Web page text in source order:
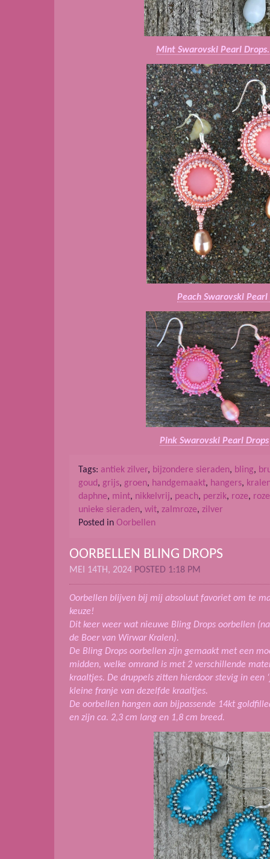
Mint Swarovski Pearl
Peach Swarovski Pearl
Pink Swarovski Pearl Drops
Tags: antiek zilver, bijzondere sieraden, bling,
goud, grijs, groen, handgemaakt, hangers,
daphne, mint, nikkelvrij, peach, perzik, roze,
unieke sieraden, wit, zalmroze, zilver
Posted in Oorbellen
OORBELLEN BLING DROPS
MEI 14TH, 2024 POSTED 1:18 PM
Oorbellen blijven bij mij absoluut favoriet om te
keuze!
Dit keer weer wat nieuwe Bling Drops oorbellen
de Boer van Wirwar Kralen).
De Bling Drops oorbellen zijn gemaakt met een
midden, welke omrand is met 2 verschillende
kraaltjes. De druppels zitten hierdoor stevig in een
kleine franje van dezelfde kraaltjes.
De oorbellen hangen aan bijpassende 14kt
en zijn ca. 2,3 cm lang en 1,8 cm breed.